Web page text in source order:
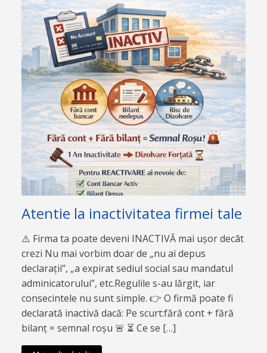
Atentie la inactivitatea firmei tale
⚠️ Firma ta poate deveni INACTIVĂ mai ușor decât
crezi Nu mai vorbim doar de „nu ai depus
declarații”, „a expirat sediul social sau mandatul
adminicatorului”, etc.Regulile s-au lărgit, iar
consecintele nu sunt simple. 👉 O firmă poate fi
declarată inactivă dacă: Pe scurt:fără cont + fără
bilanț = semnal roșu 🚨 ⏳ Ce se […]